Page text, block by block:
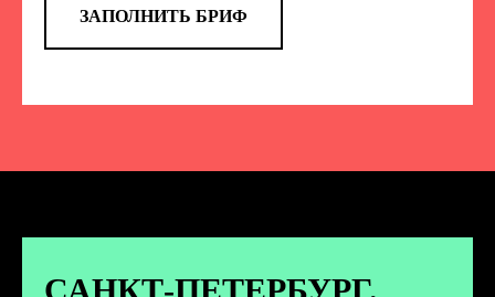
ЗАПОЛНИТЬ БРИФ
новости конференции